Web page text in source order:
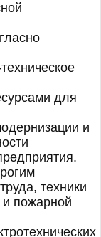
для
и
техники
и пожарной